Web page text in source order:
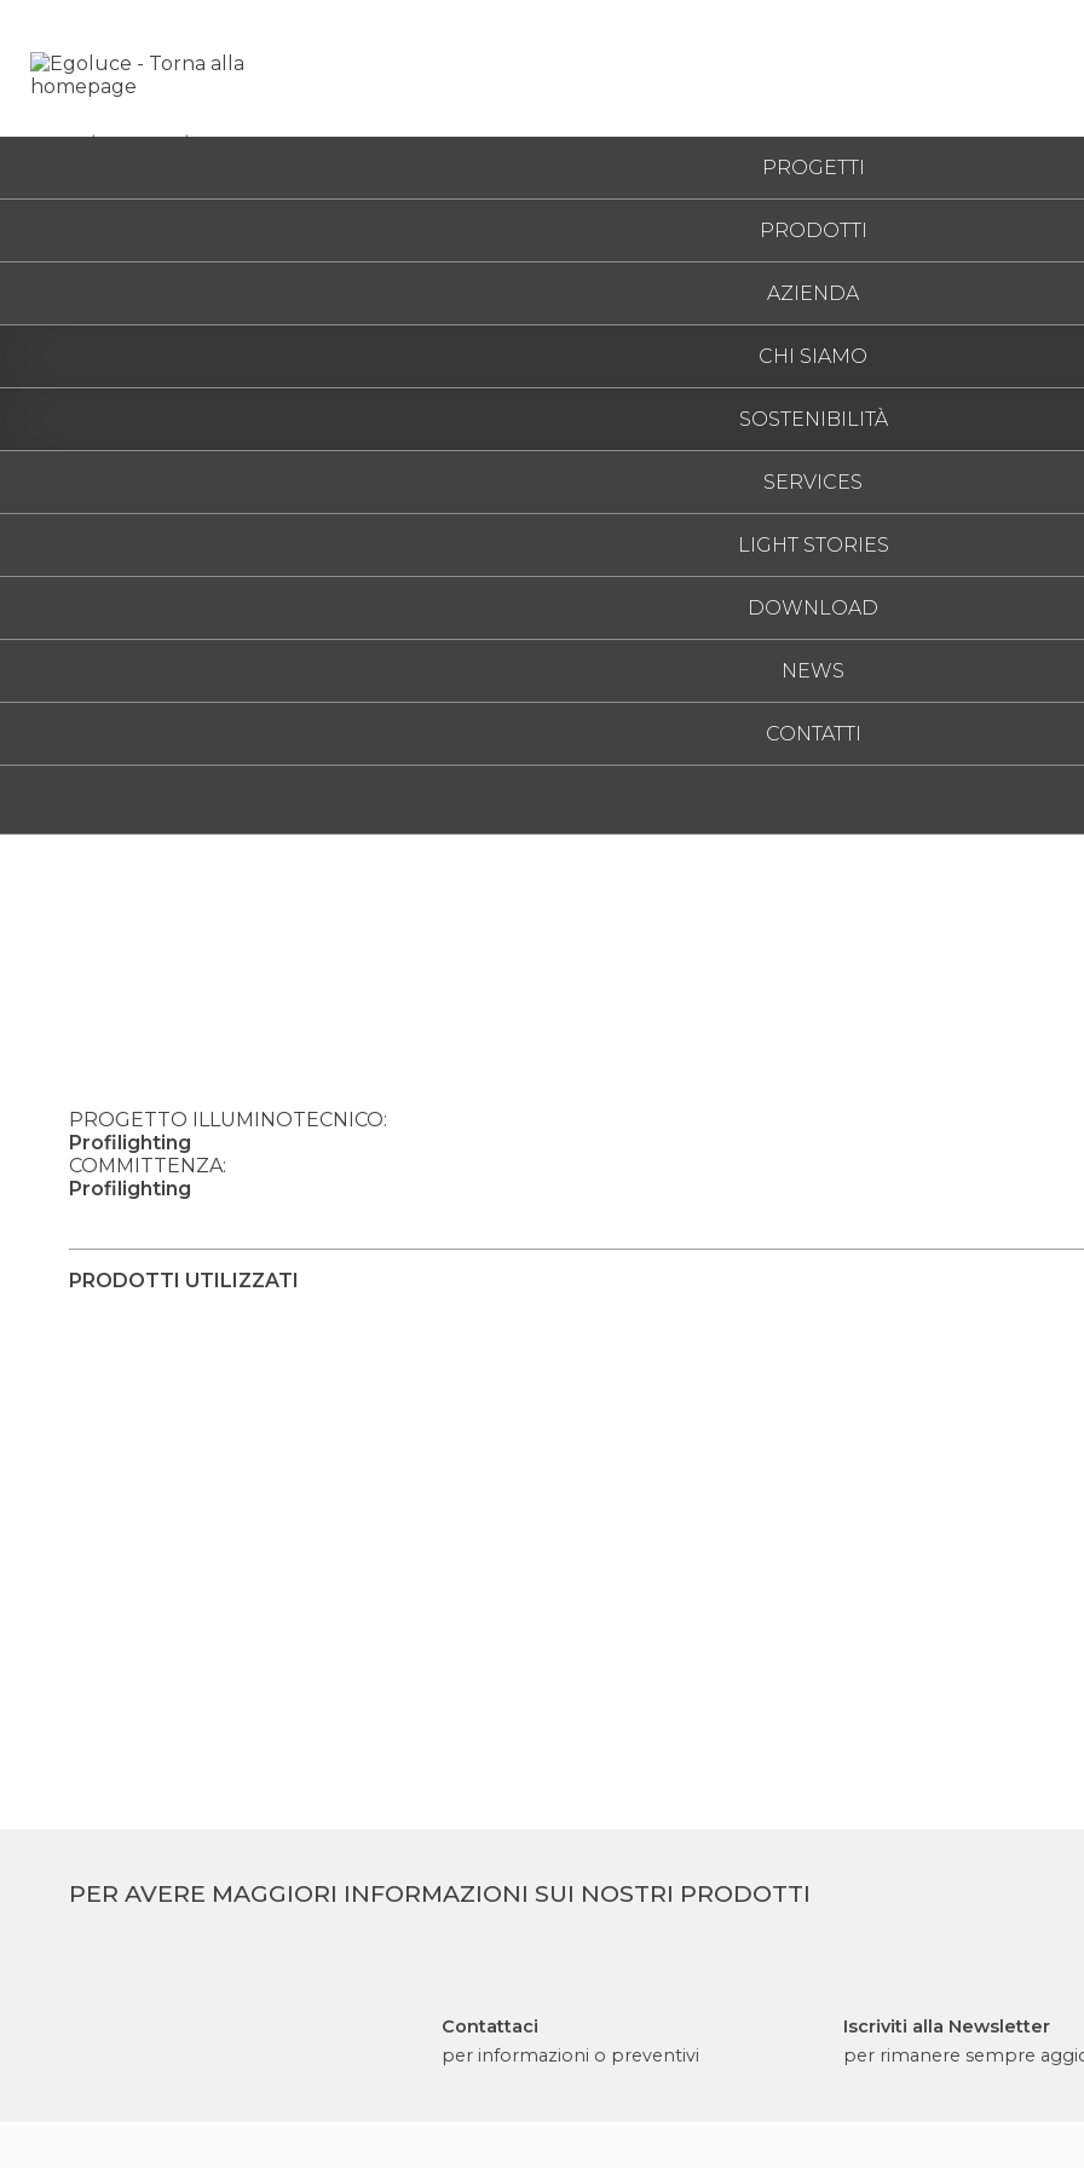
PROGETTI
PRODOTTI
AZIENDA
CHI SIAMO
SOSTENIBILITÀ
SERVICES
LIGHT STORIES
DOWNLOAD
NEWS
CONTATTI
HOME/PROGETTI/RISTORANTE A PRAGA - REP. CECA
PROGETTO ILLUMINOTECNICO:
Profilighting
COMMITTENZA:
Profilighting
PRODOTTI UTILIZZATI
PER AVERE MAGGIORI INFORMAZIONI SUI NOSTRI PRODOTTI
Contattaci
per informazioni o preventivi
Iscriviti alla Newsletter
per rimanere sempre